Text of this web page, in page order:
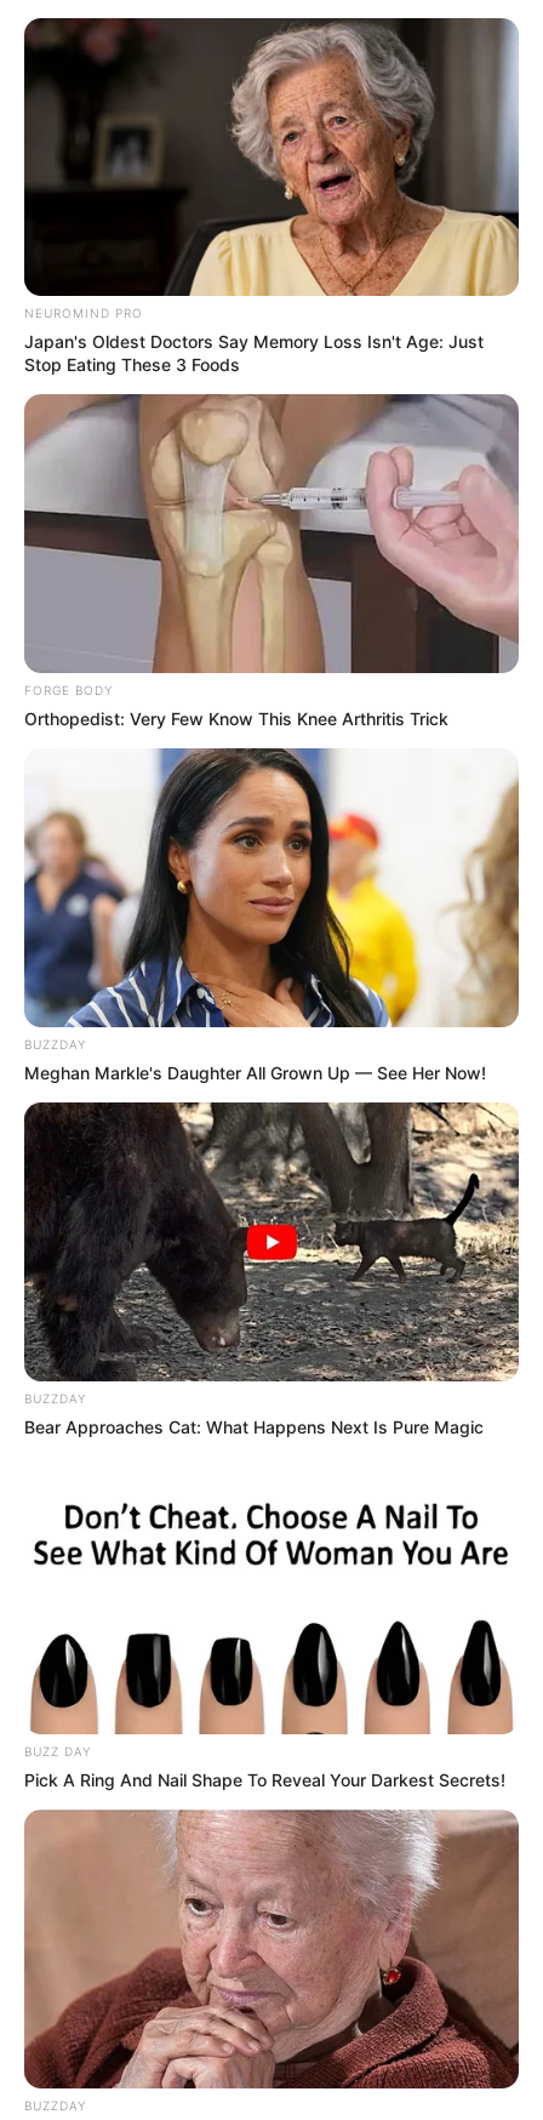
Serem! 9 Chat Ojek Online &
Pelanggan Ini Bikin Auto
Merinding
Bikin Ngakak, 10 Potret
Cosplay Murah Pakai Bahan
Seadanya
Anti Mainstream, 10 Cara
Membawa Barang Belanjaan
Versi Warga Thailand
Langka Banget! 10 Pose Lucu
Katak yang Bikin Ketawa
Gemes
Ambyar! 10 Kalimat Baper
Pakai Bahasa Jawa Ini Bikin
Galau Abis
NEUROMIND PRO
Japan's Oldest Doctors Say Memory Loss Isn't Age: Just
Stop Eating These 3 Foods
FORGE BODY
Orthopedist: Very Few Know This Knee Arthritis Trick
BUZZDAY
Meghan Markle's Daughter All Grown Up — See Her Now!
BUZZDAY
Bear Approaches Cat: What Happens Next Is Pure Magic
BUZZ DAY
Pick A Ring And Nail Shape To Reveal Your Darkest Secrets!
BUZZDAY